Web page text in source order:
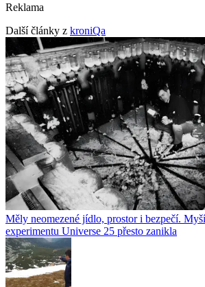
Reklama
Další články z kroniQa
Měly neomezené jídlo, prostor i bezpečí.
experimentu Universe 25 přesto zanikla